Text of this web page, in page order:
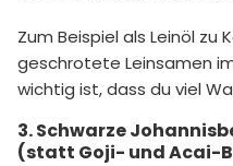
Zum Beispiel als Leinöl zu
geschrotete Leinsamen
wichtig ist, dass du viel
3. Schwarze
(statt Goji- und Acai-